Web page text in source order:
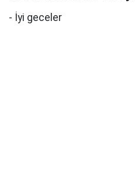
- İyi geceler